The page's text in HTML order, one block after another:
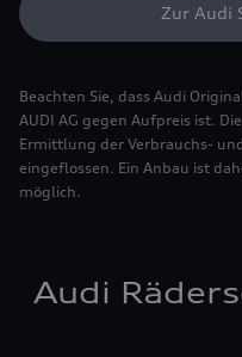
Zur Audi
Beachten Sie, dass Audi
AUDI AG gegen Aufpreis ist.
Ermittlung der Verbrauchs-
eingeflossen. Ein Anbau ist
möglich.
Audi